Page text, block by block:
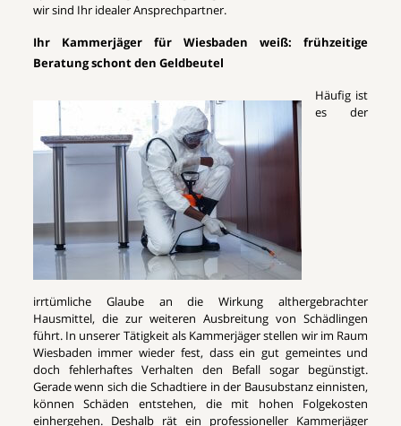
wir sind Ihr idealer Ansprechpartner.
Ihr Kammerjäger für Wiesbaden weiß: frühzeitige
Beratung schont den Geldbeutel
Häufig ist
es der
irrtümliche Glaube an die Wirkung althergebrachter
Hausmittel, die zur weiteren Ausbreitung von Schädlingen
führt. In unserer Tätigkeit als Kammerjäger stellen wir im Raum
Wiesbaden immer wieder fest, dass ein gut gemeintes und
doch fehlerhaftes Verhalten den Befall sogar begünstigt.
Gerade wenn sich die Schadtiere in der Bausubstanz einnisten,
können Schäden entstehen, die mit hohen Folgekosten
einhergehen. Deshalb rät ein professioneller Kammerjäger